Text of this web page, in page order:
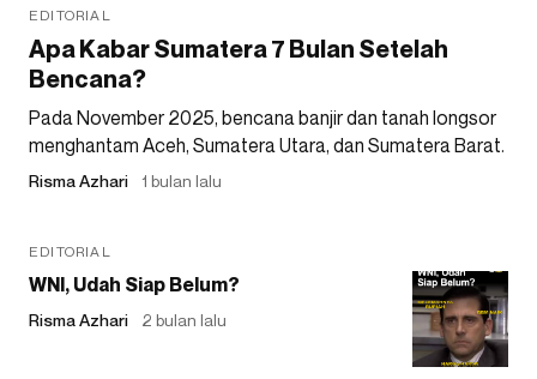
EDITORIAL
Apa Kabar Sumatera 7 Bulan Setelah
Bencana?
Pada November 2025, bencana banjir dan tanah longsor
menghantam Aceh, Sumatera Utara, dan Sumatera Barat.
Risma Azhari 1 bulan lalu
EDITORIAL
WNI, Udah Siap Belum?
Risma Azhari 2 bulan lalu